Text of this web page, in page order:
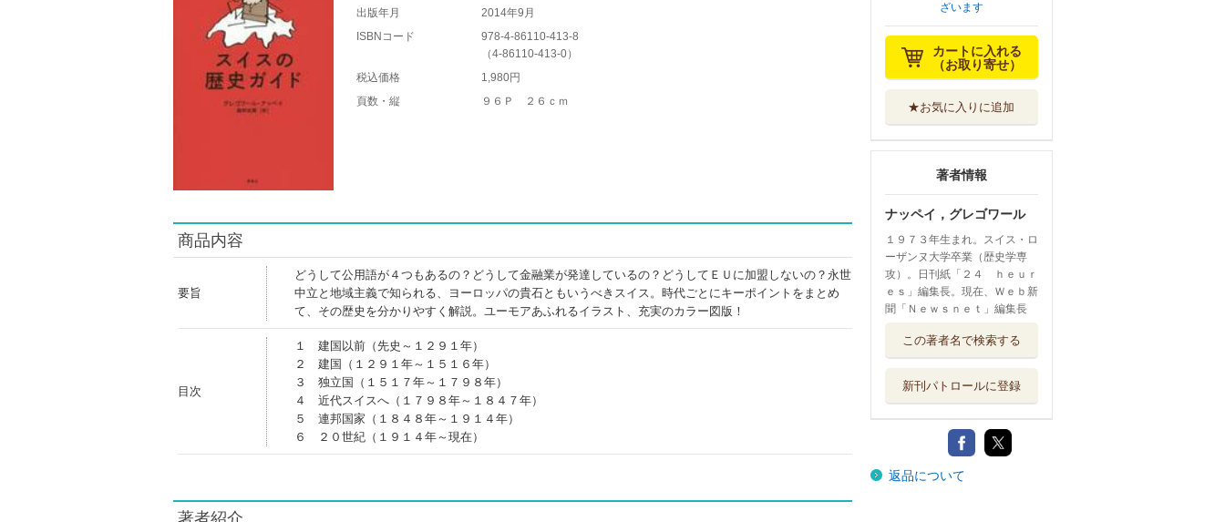
出版年月
2014年9月
ISBNコード
978-4-86110-413-8
（4-86110-413-0）
税込価格
1,980円
頁数・縦
９６Ｐ ２６ｃｍ
商品内容
要旨
どうして公用語が４つもあるの？どうして金融業が発達しているの？どうしてＥＵに加盟しないの？永世
中立と地域主義で知られる、ヨーロッパの貴石ともいうべきスイス。時代ごとにキーポイントをまとめ
て、その歴史を分かりやすく解説。ユーモアあふれるイラスト、充実のカラー図版！
目次
１ 建国以前（先史～１２９１年）
２ 建国（１２９１年～１５１６年）
３ 独立国（１５１７年～１７９８年）
４ 近代スイスへ（１７９８年～１８４７年）
５ 連邦国家（１８４８年～１９１４年）
６ ２０世紀（１９１４年～現在）
著者紹介
ざいます
カートに入れる
（お取り寄せ）
★お気に入りに追加
著者情報
ナッペイ，グレゴワール
１９７３年生まれ。スイス・ロ
ーザンヌ大学卒業（歴史学専
攻）。日刊紙「２４ ｈｅｕｒ
ｅｓ」編集長。現在、Ｗｅｂ新
聞「Ｎｅｗｓｎｅｔ」編集長
この著者名で検索する
新刊パトロールに登録
返品について